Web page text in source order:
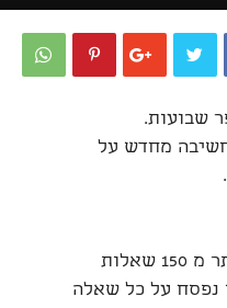
שבועות.
מחדש על
תכנית עסקית כוללת מענה ליותר מ 150 שאלות
נפסח על כל שאלה